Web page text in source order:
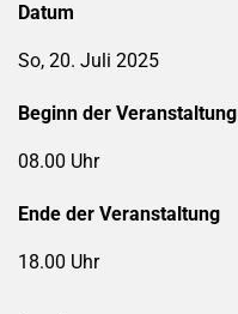
Datum
So, 20. Juli 2025
Beginn der Veranstaltung
08.00 Uhr
Ende der Veranstaltung
18.00 Uhr